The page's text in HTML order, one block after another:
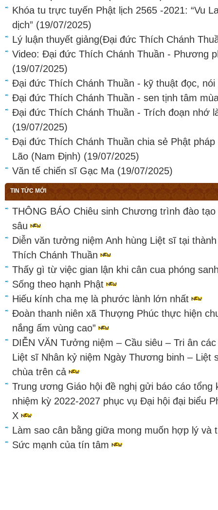
Khóa tu trực tuyến Phật lịch 2565 -2021: “Vu
dịch” (19/07/2025)
Lý luận thuyết giảng(Đại đức Thích Chánh
Video: Đại đức Thích Chánh Thuần - Phương
(19/07/2025)
Đại đức Thích Chánh Thuần - kỹ thuật đọc, nói
Đại đức Thích Chánh Thuần - sen tịnh tâm
Đại đức Thích Chánh Thuần - Trích đoạn nhớ
(19/07/2025)
Đại đức Thích Chánh Thuần chia sẻ Phật
Lão (Nam Định) (19/07/2025)
Văn tế chiến sĩ Gạc Ma (19/07/2025)
TIN TỨC MỚI
THÔNG BÁO Chiêu sinh Chương trình đào
sâu
Diễn văn tưởng niệm Anh hùng Liệt sĩ tại
Thích Chánh Thuần
Thấy gì từ việc gian lận khi cân cua phóng
Sống theo hạnh Phật
Hiếu kính cha mẹ là phước lành lớn nhất
Đoàn thanh niên xã Thượng Phúc thực hiện
nắng ấm vùng cao”
DIỄN VĂN Tưởng niệm – Cầu siêu – Tri ân
Liệt sĩ Nhân kỷ niệm Ngày Thương binh – Liệt
chùa trên cả
Trung ương Giáo hội đề nghị gửi báo cáo tổng
nhiệm kỳ 2022-2027 phục vụ Đại hội đại biểu
X
Làm sao cân bằng giữa mong muốn hợp lý và
Sức mạnh của tín tâm